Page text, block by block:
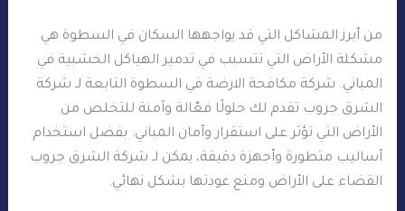
من أبرز المشاكل التي قد يواجهها السكان في السطوة هي
مشكلة الأراض التي تتسبب في تدمير الهياكل الخشبية في
المباني. شركة مكافحة الارضة في السطوة التابعة لـ شركة
الشرق جروب تقدم لك حلولًا فعّالة وآمنة للتخلص من
الأراض التي تؤثر على استقرار وأمان المباني. بفضل استخدام
أساليب متطورة وأجهزة دقيقة، يمكن لـ شركة الشرق جروب
القضاء على الأراض ومنع عودتها بشكل نهائي.